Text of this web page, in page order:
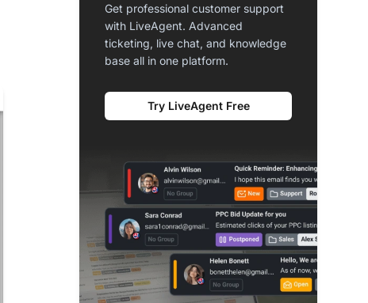
Get professional customer support
with LiveAgent. Advanced
ticketing, live chat, and knowledge
base all in one platform.
Try LiveAgent Free